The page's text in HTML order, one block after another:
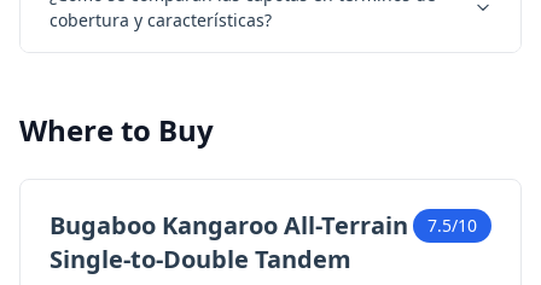
cobertura y características?
Where to Buy
Bugaboo Kangaroo All-Terrain
Single-to-Double Tandem
7.5/10